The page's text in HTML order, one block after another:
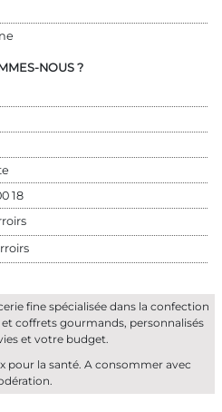
NOUS ?
18
fine spécialisée dans la confection
coffrets gourmands, personnalisés
et votre budget.
pour la santé. A consommer avec